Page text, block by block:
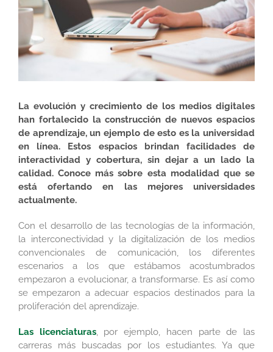
La evolución y crecimiento de los medios digitales
han fortalecido la construcción de nuevos espacios
de aprendizaje, un ejemplo de esto es la universidad
en línea. Estos espacios brindan facilidades de
interactividad y cobertura, sin dejar a un lado la
calidad. Conoce más sobre esta modalidad que se
está ofertando en las mejores universidades
actualmente.
Con el desarrollo de las tecnologías de la información,
la interconectividad y la digitalización de los medios
convencionales de comunicación, los diferentes
escenarios a los que estábamos acostumbrados
empezaron a evolucionar, a transformarse. Es así como
se empezaron a adecuar espacios destinados para la
proliferación del aprendizaje.
Las licenciaturas, por ejemplo, hacen parte de las
carreras más buscadas por los estudiantes. Ya que